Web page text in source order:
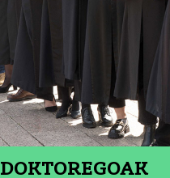
DOKTOREGOAK